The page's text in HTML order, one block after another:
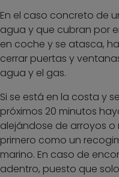
En el caso concreto de
agua y que cubran por
en coche y se atasca,
cerrar puertas y
agua y el gas.
Si se está en la costa y
próximos 20 minutos
alejándose de arroyos o
primero como un
marino. En caso de
adentro, puesto que